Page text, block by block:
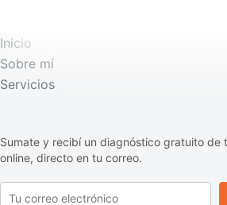
Inicio
Sobre mí
Servicios
Sumate y recibí un diagnóstico gratuito de
online, directo en tu correo.